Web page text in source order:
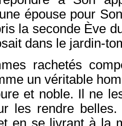
épouse pour
la seconde Ève
dans le jardin-
rachetés
un véritable
et noble. Il ne
les rendre
en se livrant à la